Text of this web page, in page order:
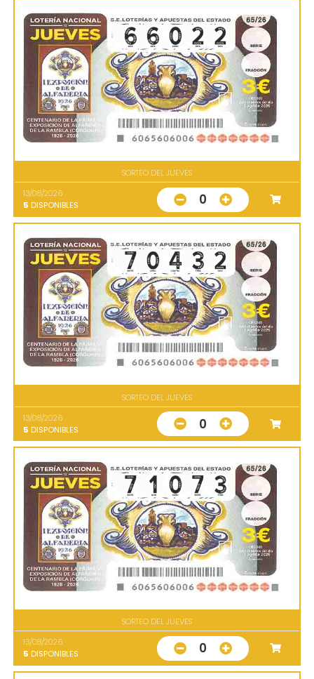
SORTEO DEL JUEVES
13/08/2026
5 DISPONIBLES 0
SORTEO DEL JUEVES
13/08/2026
5 DISPONIBLES 0
SORTEO DEL JUEVES
13/08/2026
5 DISPONIBLES 0